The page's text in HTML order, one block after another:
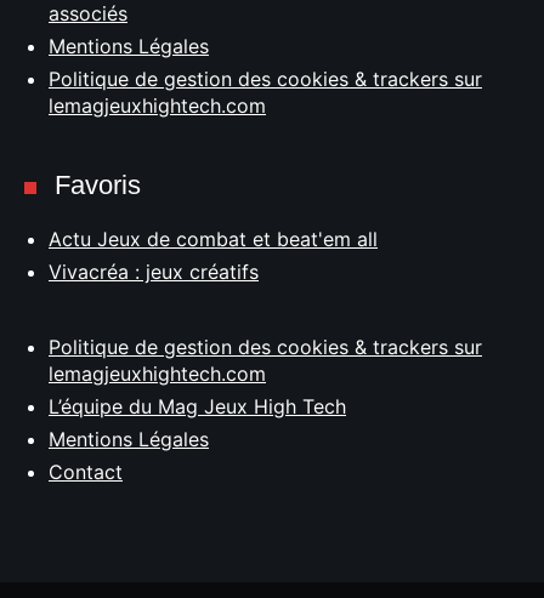
associés
Mentions Légales
Politique de gestion des cookies & trackers sur
lemagjeuxhightech.com
Favoris
Actu Jeux de combat et beat'em all
Vivacréa : jeux créatifs
Politique de gestion des cookies & trackers sur
lemagjeuxhightech.com
L’équipe du Mag Jeux High Tech
Mentions Légales
Contact